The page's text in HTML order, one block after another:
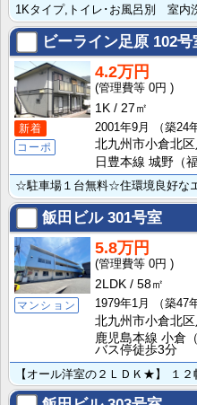
ビーライン足原 102号
新着
コーポ
4.2万円
0円
1K
27㎡
2001年9月
（築24
北九州市小倉北区
日豊本線 城野（
飯田ビル301号室
マンション
5.8万円
0円
2LDK
58㎡
1979年1月
（築47
北九州市小倉北
鹿児島本線 小倉
バス停徒歩3分